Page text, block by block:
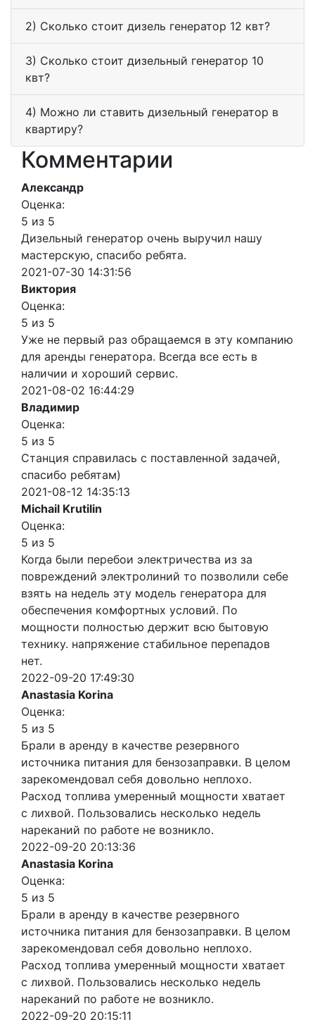
2) Сколько стоит дизель генератор 12 квт?
3) Сколько стоит дизельный генератор 10
квт?
4) Можно ли ставить дизельный генератор в
квартиру?
Комментарии
Александр
Оценка:
5 из 5
Дизельный генератор очень выручил нашу
мастерскую, спасибо ребята.
2021-07-30 14:31:56
Виктория
Оценка:
5 из 5
Уже не первый раз обращаемся в эту компанию
для аренды генератора. Всегда все есть в
наличии и хороший сервис.
2021-08-02 16:44:29
Владимир
Оценка:
5 из 5
Станция справилась с поставленной задачей,
спасибо ребятам)
2021-08-12 14:35:13
Michail Krutilin
Оценка:
5 из 5
Когда были перебои электричества из за
повреждений электролиний то позволили себе
взять на недель эту модель генератора для
обеспечения комфортных условий. По
мощности полностью держит всю бытовую
технику. напряжение стабильное перепадов
нет.
2022-09-20 17:49:30
Anastasia Korina
Оценка:
5 из 5
Брали в аренду в качестве резервного
источника питания для бензозаправки. В целом
зарекомендовал себя довольно неплохо.
Расход топлива умеренный мощности хватает
с лихвой. Пользовались несколько недель
нареканий по работе не возникло.
2022-09-20 20:13:36
Anastasia Korina
Оценка:
5 из 5
Брали в аренду в качестве резервного
источника питания для бензозаправки. В целом
зарекомендовал себя довольно неплохо.
Расход топлива умеренный мощности хватает
с лихвой. Пользовались несколько недель
нареканий по работе не возникло.
2022-09-20 20:15:11